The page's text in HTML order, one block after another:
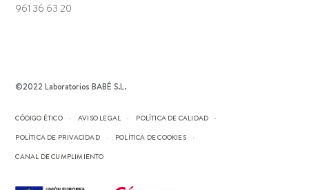
961 36 63 20
©2022 Laboratorios BABÉ S.L.
CÓDIGO ÉTICO AVISO LEGAL
POLÍTICA DE CALIDAD
POLÍTICA DE PRIVACIDAD
POLÍTICA DE COOKIES
CANAL DE CUMPLIMIENTO